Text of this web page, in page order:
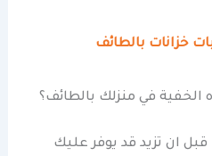
خزانات بالطائف
في منزلك بالطائف؟
ان تزيد قد يوفر عليك